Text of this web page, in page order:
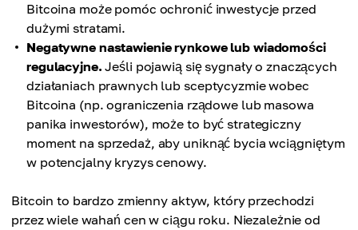
Bitcoina może pomóc ochronić inwestycje przed
dużymi stratami.
Negatywne nastawienie rynkowe lub wiadomości
regulacyjne. Jeśli pojawią się sygnały o znaczących
działaniach prawnych lub sceptycyzmie wobec
Bitcoina (np. ograniczenia rządowe lub masowa
panika inwestorów), może to być strategiczny
moment na sprzedaż, aby uniknąć bycia wciągniętym
w potencjalny kryzys cenowy.
Bitcoin to bardzo zmienny aktyw, który przechodzi
przez wiele wahań cen w ciągu roku. Niezależnie od